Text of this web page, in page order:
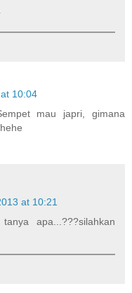
10:04
mau japri, gimana
at 10:21
apa...???silahkan